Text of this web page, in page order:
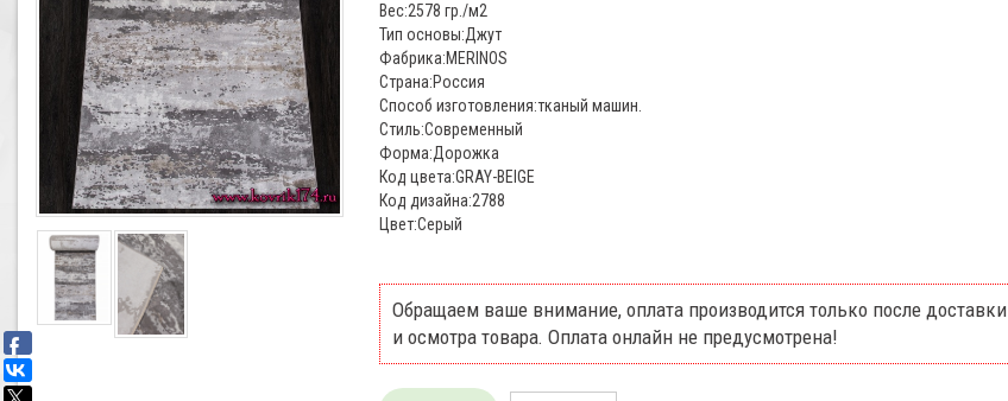
Вес:2578 гр./м2
Тип основы:Джут
Фабрика:MERINOS
Страна:Россия
Способ изготовления:тканый машин.
Стиль:Современный
Форма:Дорожка
Код цвета:GRAY-BEIGE
Код дизайна:2788
Цвет:Серый
Обращаем ваше внимание, оплата производится только после доставки
и осмотра товара. Оплата онлайн не предусмотрена!